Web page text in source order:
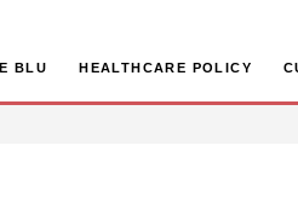
BLU HEALTHCARE POLICY